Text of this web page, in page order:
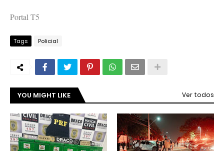
Portal T5
Tags Policial
YOU MIGHT LIKE Ver todos